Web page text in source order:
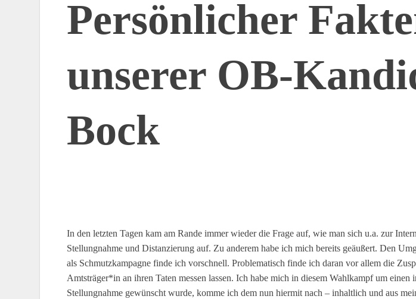
Persönlicher
unserer OB-
Bock
In den letzten Tagen kam am Rande immer wieder die Frage auf, wie man sich u.a. zur
Stellungnahme und Distanzierung auf. Zu anderem habe ich mich bereits geäußert. Den
als Schmutzkampagne finde ich vorschnell. Problematisch finde ich daran vor allem die
Amtsträger*in an ihren Taten messen lassen. Ich habe mich in diesem Wahlkampf um
Stellungnahme gewünscht wurde, komme ich dem nun hiermit nach – inhaltlich und aus